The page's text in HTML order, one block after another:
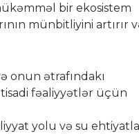
bir ekosistem
münbitliyini artırır
onun ətrafındakı
fəaliyyətlər üçün
yolu və su